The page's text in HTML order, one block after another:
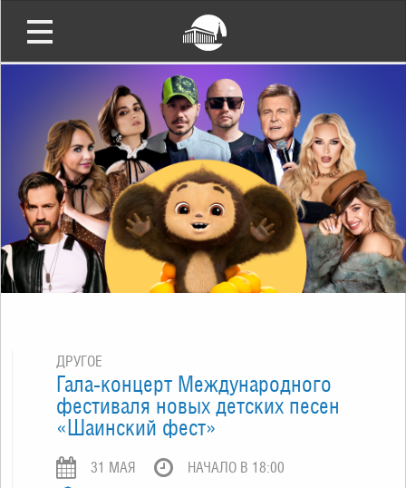
ДРУГОЕ
Гала-концерт Международного
фестиваля новых детских песен
«Шаинский фест»
31 МАЯ
НАЧАЛО В 18:00